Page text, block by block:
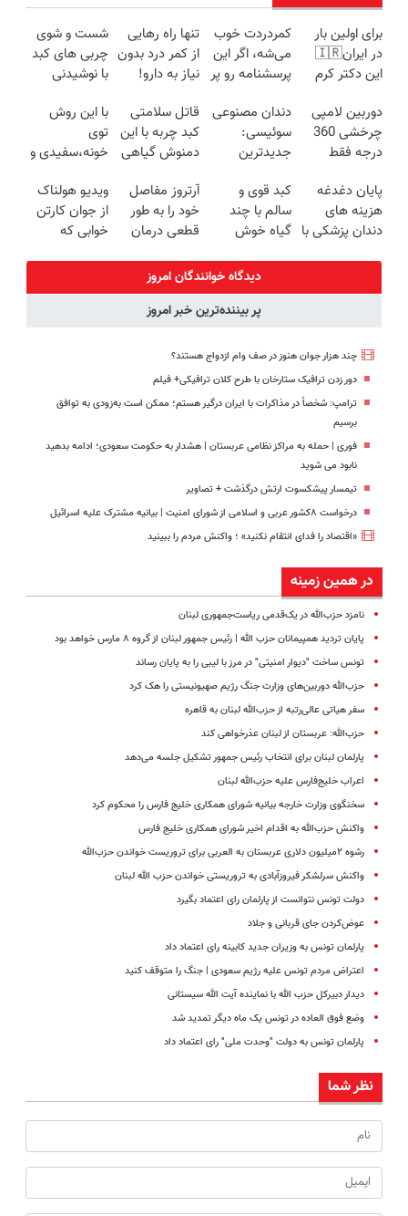
برای اولین بار
در ایران🇮🇷
این دکتر کرم
روزه ساخت!
کمردردت خوب
می‌شه، اگر این
پرسشنامه رو پر
تنها راه رهایی
از کمر درد بدون
نیاز به دارو!
شست و شوی
چربی های کبد
با نوشیدنی
دوربین لامپی
چرخشی 360
درجه فقط
🔥 پرداخت
درب منزل
دندان مصنوعی
سوئیسی:
جدیدترین
سبک و مقاوم |
پرداخت قسطی
قاتل سلامتی
کبد چربه با این
دمنوش گیاهی
با این روش
توی
خونه،سفیدی و
برگردون
(40%off)
پایان دغدغه
هزینه های
دندان پزشکی با
کبد قوی و
سالم با چند
گیاه خوش
آرتروز مفاصل
خود را به طور
قطعی درمان
◗پرسش‌نامه◖
ویدیو هولناک
از جوان کارتن
خوابی که
دیدگاه خوانندگان امروز
پر بیننده‌ترین خبر امروز
چند هزار جوان هنوز در صف وام ازدواج هستند؟
دور زدن ترافیک ستارخان با طرح کلان ترافیکی+ فیلم
ترامپ: شخصاً در مذاکرات با ایران درگیر هستم؛ ممکن است به‌زودی به توافق
برسیم
فوری | حمله به مراکز نظامی عربستان | هشدار به حکومت سعودی؛ ادامه بدهید
نابود می شوید
تیمسار پیشکسوت ارتش درگذشت + تصاویر
درخواست ۸کشور عربی و اسلامی از شورای امنیت | بیانیه مشترک علیه اسرائیل
«اقتصاد را فدای انتقام نکنید» ؛ واکنش مردم را ببینید
در همین زمینه
نامزد حزب‌الله در یک‌قدمی ریاست‌جمهوری لبنان
پایان تردید همپیمانان حزب الله | رئیس جمهور لبنان از گروه ۸ مارس خواهد بود
تونس ساخت "دیوار امنیتی" در مرز با لیبی را به پایان رساند
حزب‌الله دوربین‌های وزارت جنگ رژیم صهیونیستی را هک کرد
سفر هیاتی عالی‌رتبه از حزب‌الله لبنان به قاهره
حزب‌الله: عربستان از لبنان عذرخواهی کند
پارلمان لبنان برای انتخاب رئیس‌ جمهور تشکیل جلسه می‌دهد
اعراب خلیج‌فارس علیه حزب‌الله لبنان
سخنگوی وزارت خارجه بیانیه شورای همکاری خلیج فارس را محکوم کرد
واکنش حزب‌الله به اقدام اخیر شورای همکاری خلیج فارس
رشوه ۲میلیون دلاری عربستان به العربی برای تروریست خواندن حزب‌الله
واکنش سرلشکر فیروزآبادی به تروریستی خواندن حزب الله لبنان
دولت تونس نتوانست از پارلمان رای اعتماد بگیرد
عوض‌کردن جای قربانی و جلاد
پارلمان تونس به وزیران جدید کابینه رای اعتماد داد
اعتراض مردم تونس علیه رژیم سعودی | جنگ را متوقف کنید
دیدار دبیرکل حزب الله با نماینده آیت الله سیستانی
وضع فوق العاده در تونس یک ماه دیگر تمدید شد
پارلمان تونس به دولت "وحدت ملی" رای اعتماد داد
نظر شما